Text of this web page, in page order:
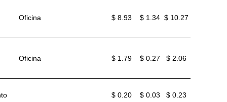
Oficina $ 8.93 $ 1.34 $ 10.27
Oficina $ 1.79 $ 0.27 $ 2.06
$ 0.20 $ 0.03 $ 0.23